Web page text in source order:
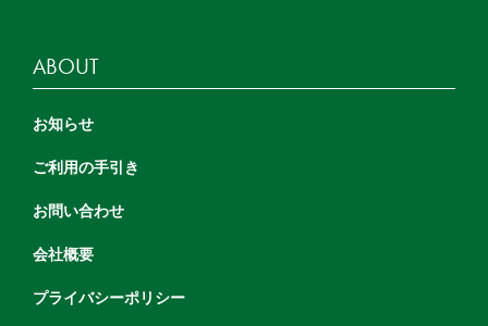
ABOUT
お知らせ
ご利用の手引き
お問い合わせ
会社概要
プライバシーポリシー